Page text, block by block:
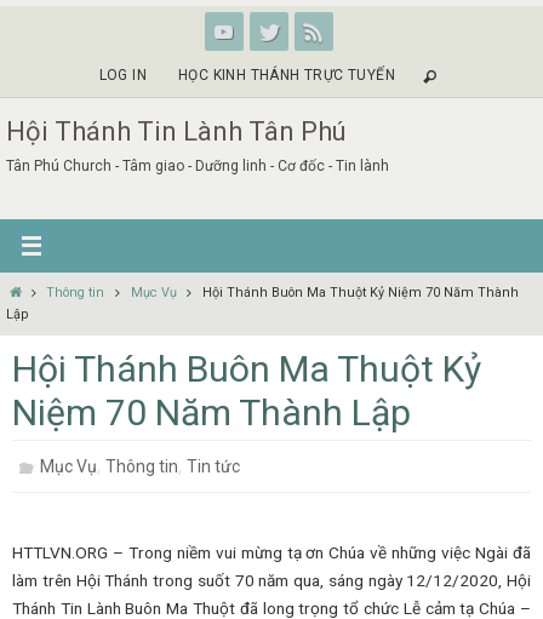
LOG IN HỌC KINH THÁNH TRỰC TUYẾN
Hội Thánh Tin Lành Tân Phú
Tân Phú Church - Tâm giao - Dưỡng linh - Cơ đốc - Tin lành
HomeThông tin Mục Vụ
Hội Thánh Buôn Ma Thuột Kỷ Niệm 70 Năm Thành
Lập
Hội Thánh Buôn Ma Thuột Kỷ
Niệm 70 Năm Thành Lập
Mục Vụ,Thông tin,Tin tức
HTTLVN.ORG – Trong niềm vui mừng tạ ơn Chúa về những việc Ngài đã
làm trên Hội Thánh trong suốt 70 năm qua, sáng ngày 12/12/2020, Hội
Thánh Tin Lành Buôn Ma Thuột đã long trọng tổ chức Lễ cảm tạ Chúa –